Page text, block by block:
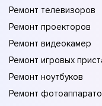
Ремонт телевизоров
Ремонт проекторов
Ремонт видеокамер
Ремонт игровых
Ремонт ноутбуков
Ремонт